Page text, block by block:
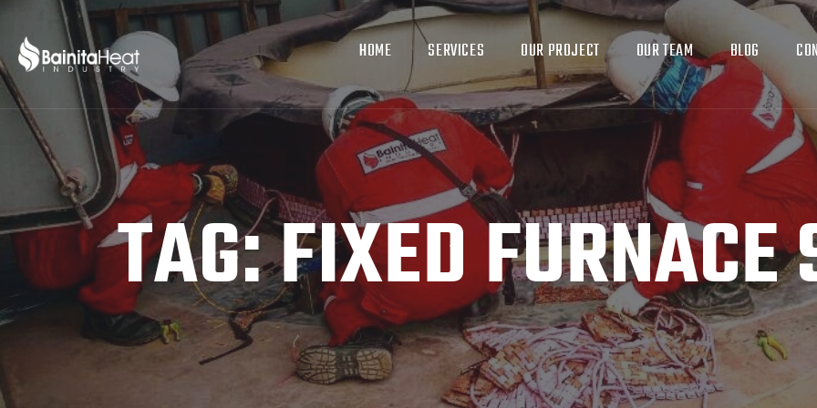
HOME SERVICES OUR PROJECT OUR TEAM BLOG
TAG:FIXED FURNACE